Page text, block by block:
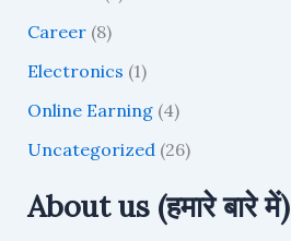
Career(8)
Electronics (1)
Online Earning(4)
Uncategorized (26)
About us (हमारे बारे में)